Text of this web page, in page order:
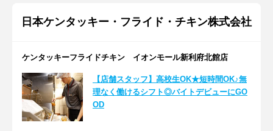
日本ケンタッキー・フライド・チキン株式会社
ケンタッキーフライドチキン イオンモール新利府北館店
【店舗スタッフ】高校生OK★短時間OK♪無
理なく働けるシフト◎バイトデビューにGO
OD